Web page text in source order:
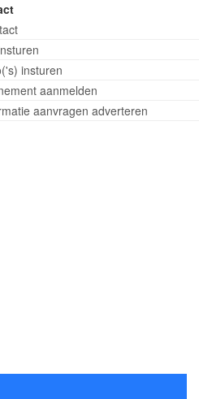
insturen
aanmelden
aanvragen adverteren